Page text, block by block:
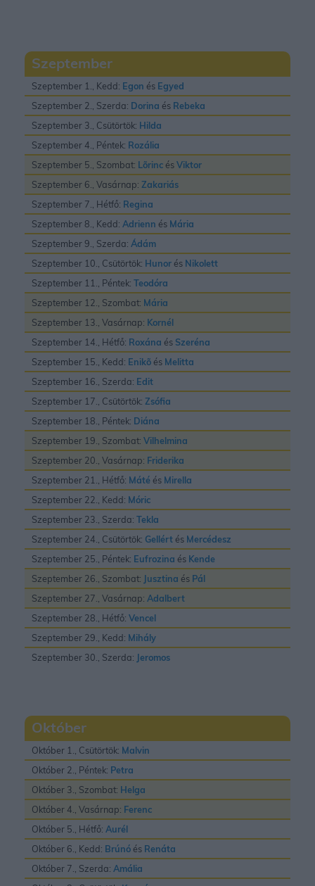
Szeptember
Szeptember 1., Kedd: Egon és Egyed
Szeptember 2., Szerda: Dorina és Rebeka
Szeptember 3., Csütörtök: Hilda
Szeptember 4., Péntek: Rozália
Szeptember 5., Szombat: Lõrinc ésViktor
Szeptember 6., Vasárnap: Zakariás
Szeptember 7., Hétfő: Regina
Szeptember 8., Kedd: Adrienn és Mária
Szeptember 9., Szerda: Ádám
Szeptember 10., Csütörtök: Hunor és Nikolett
Szeptember 11., Péntek: Teodóra
Szeptember 12., Szombat: Mária
Szeptember 13., Vasárnap: Kornél
Szeptember 14., Hétfő: Roxána és Szeréna
Szeptember 15., Kedd: Enikõ és Melitta
Szeptember 16., Szerda: Edit
Szeptember 17., Csütörtök: Zsófia
Szeptember 18., Péntek: Diána
Szeptember 19., Szombat: Vilhelmina
Szeptember 20., Vasárnap: Friderika
Szeptember 21., Hétfő: Máté és Mirella
Szeptember 22., Kedd: Móric
Szeptember 23., Szerda: Tekla
Szeptember 24., Csütörtök: Gellért és Mercédesz
Szeptember 25., Péntek: Eufrozina és Kende
Szeptember 26., Szombat: Jusztina és Pál
Szeptember 27., Vasárnap: Adalbert
Szeptember 28., Hétfő: Vencel
Szeptember 29., Kedd: Mihály
Szeptember 30., Szerda: Jeromos
Október
Október 1., Csütörtök: Malvin
Október 2., Péntek: Petra
Október 3., Szombat: Helga
Október 4., Vasárnap: Ferenc
Október 5., Hétfő: Aurél
Október 6., Kedd: Brúnó és Renáta
Október 7., Szerda: Amália